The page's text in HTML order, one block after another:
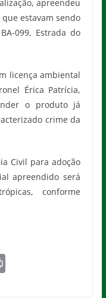
apreendeu
estavam sendo
099, Estrada do
licença ambiental
Érica Patrícia,
o produto já
crime da
Civil para adoção
apreendido será
conforme
Pr